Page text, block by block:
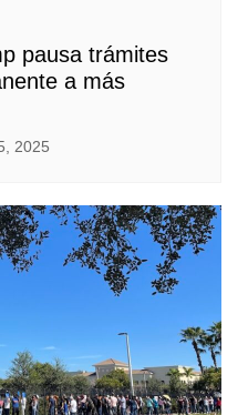
pausa trámites
a más
2025